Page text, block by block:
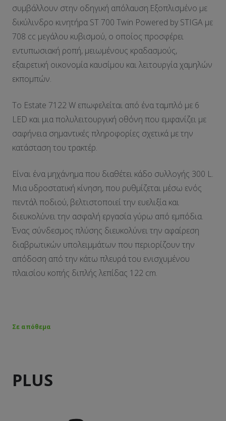
συμβάλλουν στην οδηγική απόλαυση.Εξοπλισμένο με
δικύλινδρο κινητήρα ST 700 Twin Powered by STIGA με
708 cc μεγάλου κυβισμού, ο οποίος προσφέρει
εντυπωσιακή ροπή, μειωμένους κραδασμούς,
εξαιρετική οικονομία καυσίμου και λειτουργία χαμηλών
εκπομπών.
Το Estate 7122 W επωφελείται από ένα ταμπλό με 6
LED και μια πολυλειτουργική οθόνη που εμφανίζει με
σαφήνεια σημαντικές πληροφορίες σχετικά με την
κατάσταση του τρακτέρ.
Είναι ένα μηχάνημα που διαθέτει κάδο συλλογής 300 L.
Μια υδροστατική κίνηση, που ρυθμίζεται μέσω ενός
πεντάλ ποδιού, βελτιστοποιεί την ευελιξία και
διευκολύνει την ασφαλή εργασία γύρω από εμπόδια.
Ένας σύνδεσμος πλύσης διευκολύνει την αφαίρεση
διαβρωτικών υπολειμμάτων που περιορίζουν την
απόδοση από την κάτω πλευρά του ενισχυμένου
πλαισίου κοπής διπλής λεπίδας 122 cm.
Σε απόθεμα
PLUS